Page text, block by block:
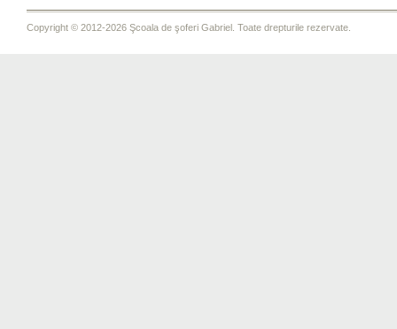
Copyright © 2012-2026 Şcoala de şoferi Gabriel. Toate drepturile rezervate.